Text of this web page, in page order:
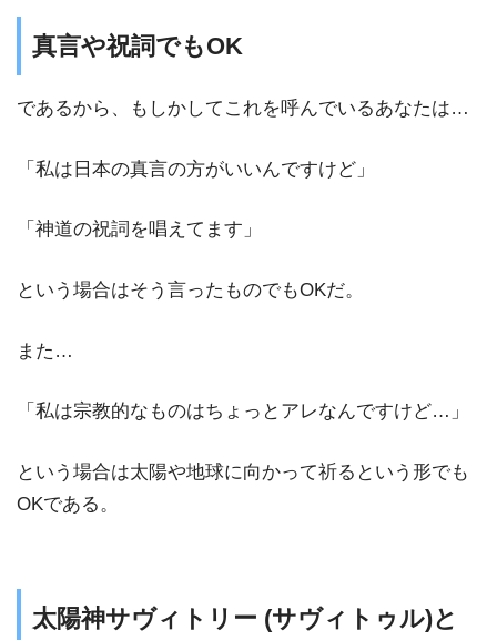
真言や祝詞でもOK
であるから、もしかしてこれを呼んでいるあなたは…
「私は日本の真言の方がいいんですけど」
「神道の祝詞を唱えてます」
という場合はそう言ったものでもOKだ。
また…
「私は宗教的なものはちょっとアレなんですけど…」
という場合は太陽や地球に向かって祈るという形でも
OKである。
太陽神サヴィトリー (サヴィトゥル)と